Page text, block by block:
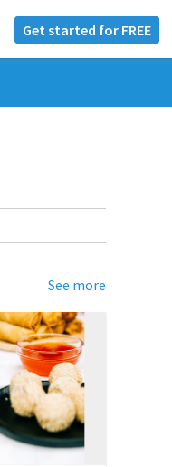
Get started for FREE
See more